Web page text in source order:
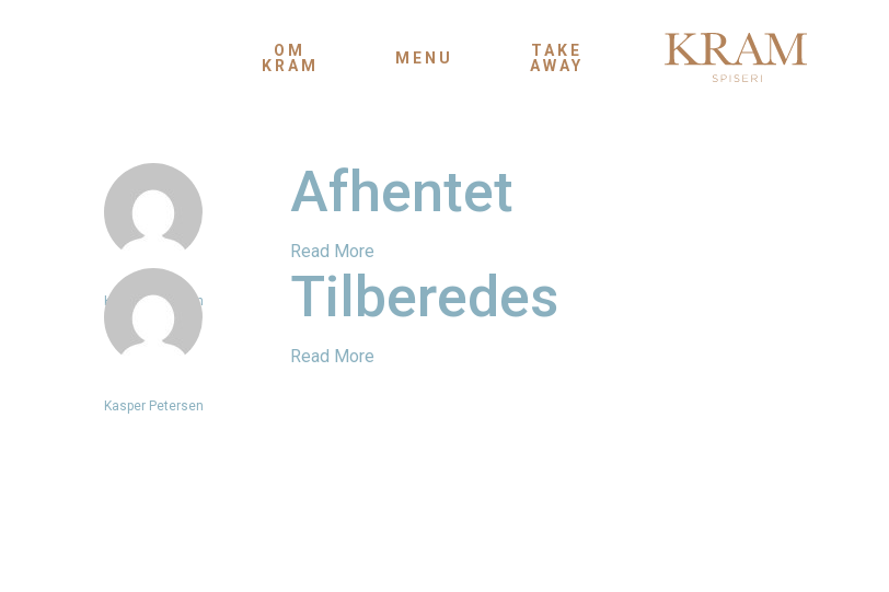
OM
KRAM
MENU
TAKE
AWAY
Kasper Petersen
Afhentet
Read More
Kasper Petersen
Tilberedes
Read More